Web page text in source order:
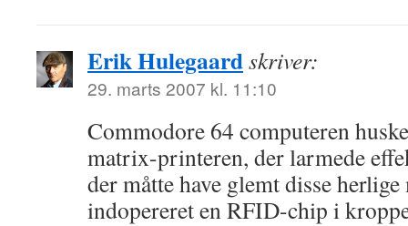
Erik Hulegaardskriver:
29. marts 2007 kl. 11:10
Commodore 64 computeren
matrix-printeren, der larmede
der måtte have glemt disse
indopereret en RFID-chip i